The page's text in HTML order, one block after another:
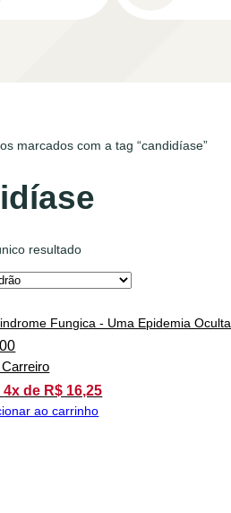
marcados com a tag “candidíase”
resultado
4x de R$ 16,25
ao carrinho